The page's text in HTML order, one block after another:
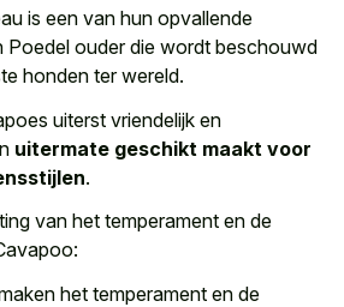
is een van hun opvallende
Poedel ouder die wordt beschouwd
honden ter wereld.
uiterst vriendelijk en
uitermate geschikt maakt voor
.
van het temperament en de
het temperament en de